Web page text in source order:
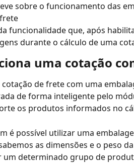
sobre o funcionamento das
funcionalidade que, após
durante o cálculo de uma
uma cotação
de frete com uma
de forma inteligente pelo
os produtos informados no
é possível utilizar uma
as dimensões e o peso
um determinado grupo de